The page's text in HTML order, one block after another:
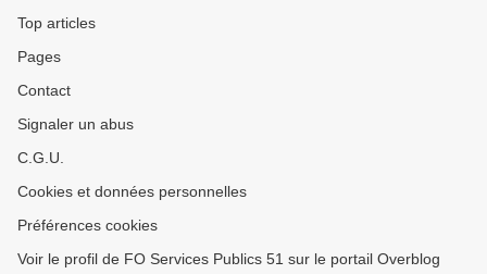
Top articles
Pages
Contact
Signaler un abus
C.G.U.
Cookies et données personnelles
Préférences cookies
Voir le profil de FO Services Publics 51 sur le portail Overblog